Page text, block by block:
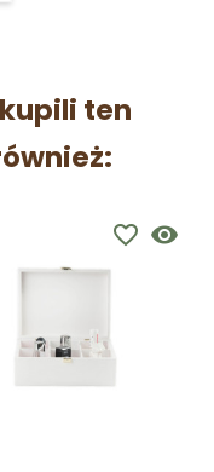
ten
visibility
favorite_border